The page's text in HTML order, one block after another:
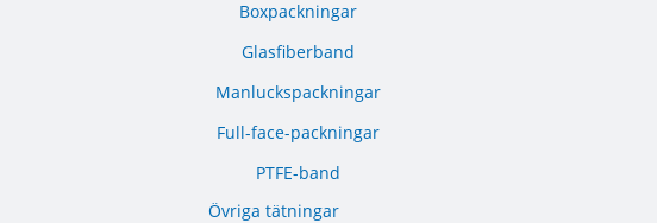
Boxpackningar
Glasfiberband
Manluckspackningar
Full-face-packningar
PTFE-band
Övriga tätningar